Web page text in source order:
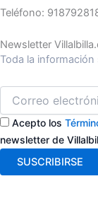
Teléfono:
Newsletter
Toda la
Acepto los
newsletter de
SUSCRIBIRSE